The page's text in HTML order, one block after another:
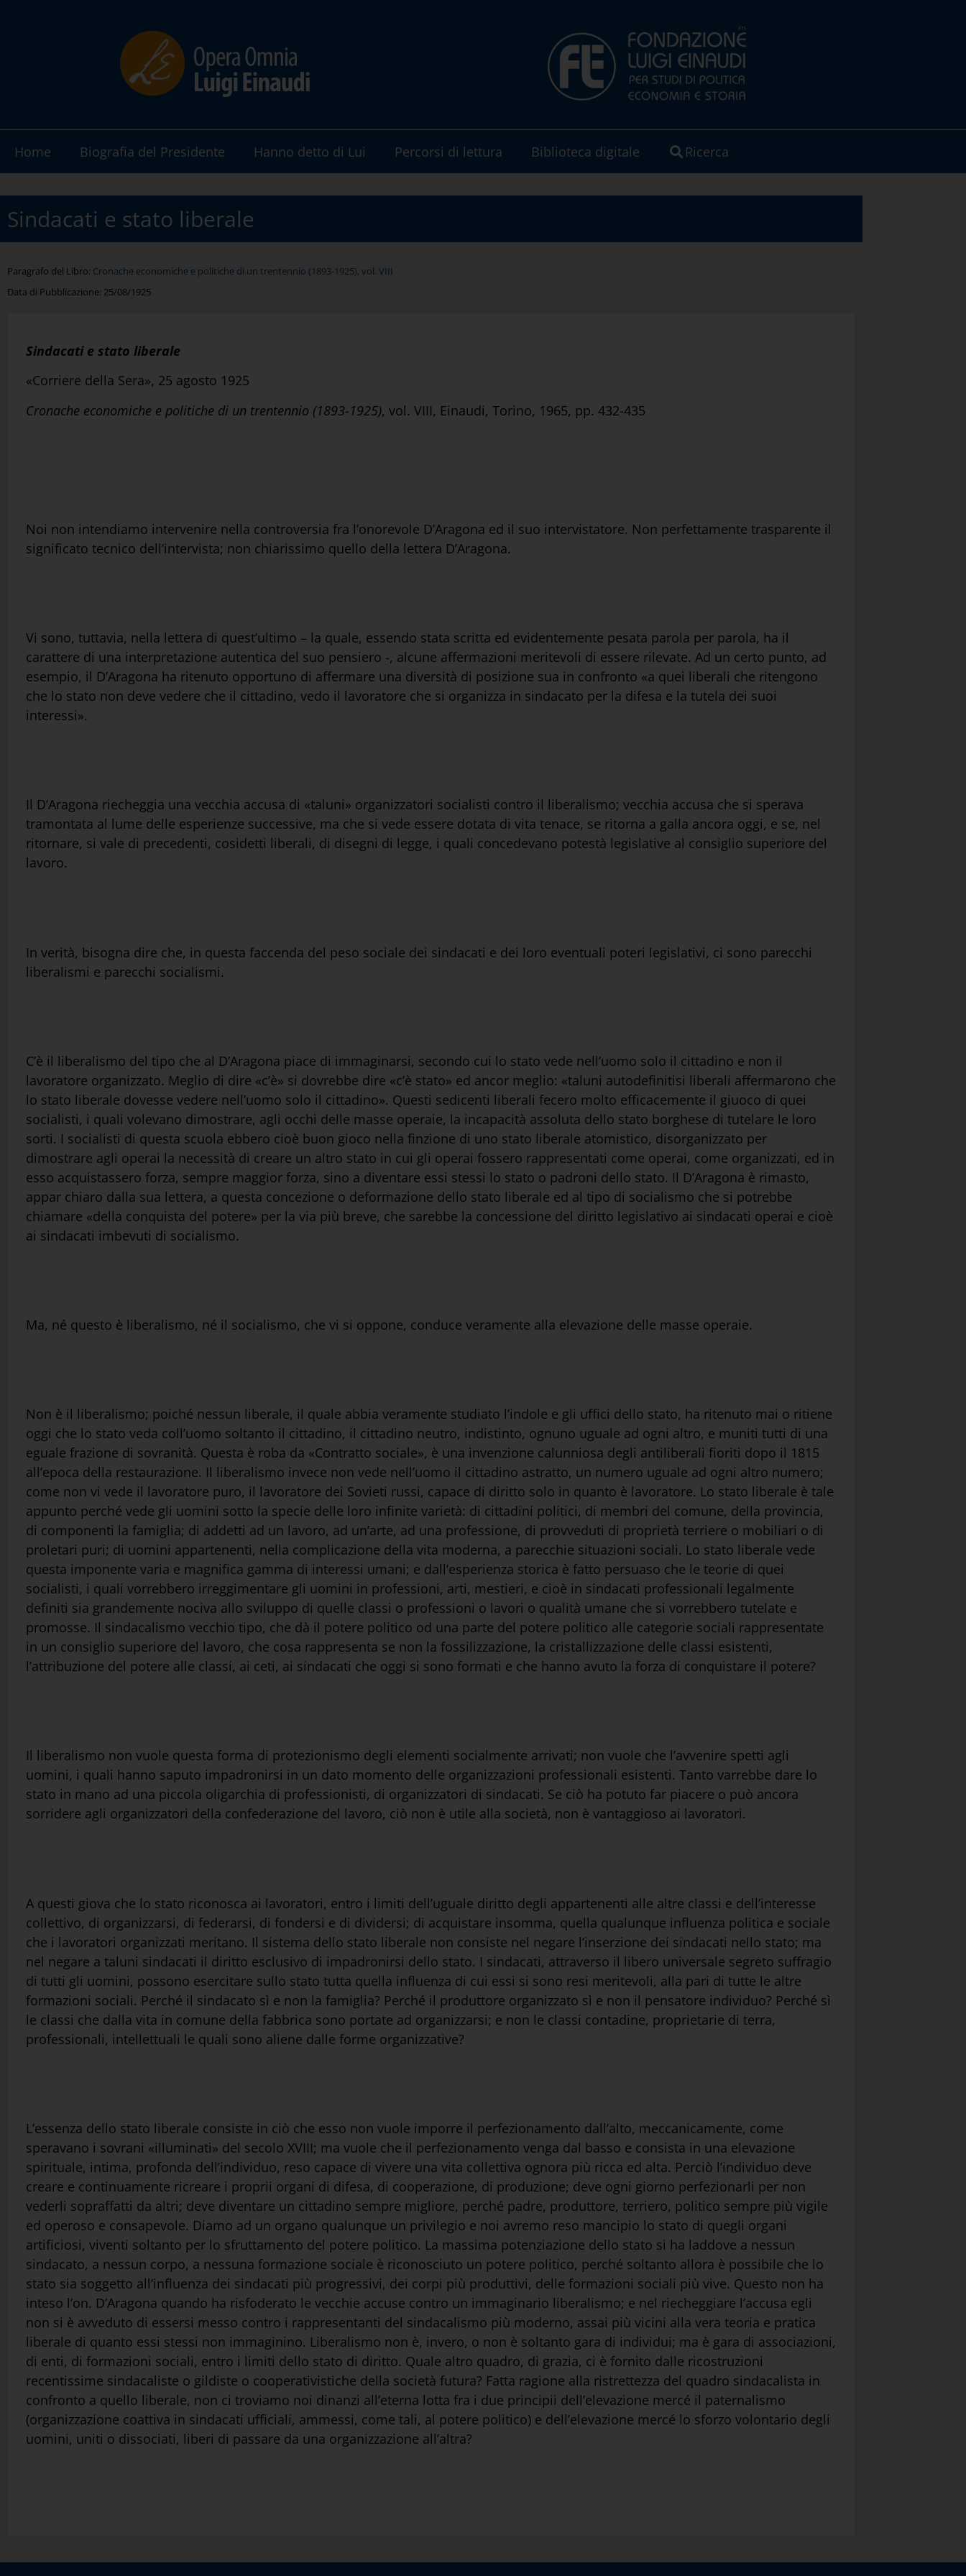
Home Biografia del Presidente Hanno detto di Lui Percorsi di lettura Biblioteca digitale Ricerca
Sindacati e stato liberale
Paragrafo del Libro: Cronache economiche e politiche di un trentennio (1893-1925), vol. VIII
Data di Pubblicazione: 25/08/1925
Sindacati e stato liberale
«Corriere della Sera», 25 agosto 1925
Cronache economiche e politiche di un trentennio (1893-1925), vol. VIII, Einaudi, Torino, 1965, pp. 432-435
Noi non intendiamo intervenire nella controversia fra l’onorevole D’Aragona ed il suo intervistatore. Non perfettamente trasparente il
significato tecnico dell’intervista; non chiarissimo quello della lettera D’Aragona.
Vi sono, tuttavia, nella lettera di quest’ultimo – la quale, essendo stata scritta ed evidentemente pesata parola per parola, ha il
carattere di una interpretazione autentica del suo pensiero -, alcune affermazioni meritevoli di essere rilevate. Ad un certo punto, ad
esempio, il D’Aragona ha ritenuto opportuno di affermare una diversità di posizione sua in confronto «a quei liberali che ritengono
che lo stato non deve vedere che il cittadino, vedo il lavoratore che si organizza in sindacato per la difesa e la tutela dei suoi
interessi».
Il D’Aragona riecheggia una vecchia accusa di «taluni» organizzatori socialisti contro il liberalismo; vecchia accusa che si sperava
tramontata al lume delle esperienze successive, ma che si vede essere dotata di vita tenace, se ritorna a galla ancora oggi, e se, nel
ritornare, si vale di precedenti, cosidetti liberali, di disegni di legge, i quali concedevano potestà legislative al consiglio superiore del
lavoro.
In verità, bisogna dire che, in questa faccenda del peso sociale dei sindacati e dei loro eventuali poteri legislativi, ci sono parecchi
liberalismi e parecchi socialismi.
C’è il liberalismo del tipo che al D’Aragona piace di immaginarsi, secondo cui lo stato vede nell’uomo solo il cittadino e non il
lavoratore organizzato. Meglio di dire «c’è» si dovrebbe dire «c’è stato» ed ancor meglio: «taluni autodefinitisi liberali affermarono che
lo stato liberale dovesse vedere nell’uomo solo il cittadino». Questi sedicenti liberali fecero molto efficacemente il giuoco di quei
socialisti, i quali volevano dimostrare, agli occhi delle masse operaie, la incapacità assoluta dello stato borghese di tutelare le loro
sorti. I socialisti di questa scuola ebbero cioè buon gioco nella finzione di uno stato liberale atomistico, disorganizzato per
dimostrare agli operai la necessità di creare un altro stato in cui gli operai fossero rappresentati come operai, come organizzati, ed in
esso acquistassero forza, sempre maggior forza, sino a diventare essi stessi lo stato o padroni dello stato. Il D’Aragona è rimasto,
appar chiaro dalla sua lettera, a questa concezione o deformazione dello stato liberale ed al tipo di socialismo che si potrebbe
chiamare «della conquista del potere» per la via più breve, che sarebbe la concessione del diritto legislativo ai sindacati operai e cioè
ai sindacati imbevuti di socialismo.
Ma, né questo è liberalismo, né il socialismo, che vi si oppone, conduce veramente alla elevazione delle masse operaie.
Non è il liberalismo; poiché nessun liberale, il quale abbia veramente studiato l’indole e gli uffici dello stato, ha ritenuto mai o ritiene
oggi che lo stato veda coll’uomo soltanto il cittadino, il cittadino neutro, indistinto, ognuno uguale ad ogni altro, e muniti tutti di una
eguale frazione di sovranità. Questa è roba da «Contratto sociale», è una invenzione calunniosa degli antiliberali fioriti dopo il 1815
all’epoca della restaurazione. Il liberalismo invece non vede nell’uomo il cittadino astratto, un numero uguale ad ogni altro numero;
come non vi vede il lavoratore puro, il lavoratore dei Sovieti russi, capace di diritto solo in quanto è lavoratore. Lo stato liberale è tale
appunto perché vede gli uomini sotto la specie delle loro infinite varietà: di cittadini politici, di membri del comune, della provincia,
di componenti la famiglia; di addetti ad un lavoro, ad un’arte, ad una professione, di provveduti di proprietà terriere o mobiliari o di
proletari puri; di uomini appartenenti, nella complicazione della vita moderna, a parecchie situazioni sociali. Lo stato liberale vede
questa imponente varia e magnifica gamma di interessi umani; e dall’esperienza storica è fatto persuaso che le teorie di quei
socialisti, i quali vorrebbero irreggimentare gli uomini in professioni, arti, mestieri, e cioè in sindacati professionali legalmente
definiti sia grandemente nociva allo sviluppo di quelle classi o professioni o lavori o qualità umane che si vorrebbero tutelate e
promosse. Il sindacalismo vecchio tipo, che dà il potere politico od una parte del potere politico alle categorie sociali rappresentate
in un consiglio superiore del lavoro, che cosa rappresenta se non la fossilizzazione, la cristallizzazione delle classi esistenti,
l’attribuzione del potere alle classi, ai ceti, ai sindacati che oggi si sono formati e che hanno avuto la forza di conquistare il potere?
Il liberalismo non vuole questa forma di protezionismo degli elementi socialmente arrivati; non vuole che l’avvenire spetti agli
uomini, i quali hanno saputo impadronirsi in un dato momento delle organizzazioni professionali esistenti. Tanto varrebbe dare lo
stato in mano ad una piccola oligarchia di professionisti, di organizzatori di sindacati. Se ciò ha potuto far piacere o può ancora
sorridere agli organizzatori della confederazione del lavoro, ciò non è utile alla società, non è vantaggioso ai lavoratori.
A questi giova che lo stato riconosca ai lavoratori, entro i limiti dell’uguale diritto degli appartenenti alle altre classi e dell’interesse
collettivo, di organizzarsi, di federarsi, di fondersi e di dividersi; di acquistare insomma, quella qualunque influenza politica e sociale
che i lavoratori organizzati meritano. Il sistema dello stato liberale non consiste nel negare l’inserzione dei sindacati nello stato; ma
nel negare a taluni sindacati il diritto esclusivo di impadronirsi dello stato. I sindacati, attraverso il libero universale segreto suffragio
di tutti gli uomini, possono esercitare sullo stato tutta quella influenza di cui essi si sono resi meritevoli, alla pari di tutte le altre
formazioni sociali. Perché il sindacato sì e non la famiglia? Perché il produttore organizzato sì e non il pensatore individuo? Perché sì
le classi che dalla vita in comune della fabbrica sono portate ad organizzarsi; e non le classi contadine, proprietarie di terra,
professionali, intellettuali le quali sono aliene dalle forme organizzative?
L’essenza dello stato liberale consiste in ciò che esso non vuole imporre il perfezionamento dall’alto, meccanicamente, come
speravano i sovrani «illuminati» del secolo XVIII; ma vuole che il perfezionamento venga dal basso e consista in una elevazione
spirituale, intima, profonda dell’individuo, reso capace di vivere una vita collettiva ognora più ricca ed alta. Perciò l’individuo deve
creare e continuamente ricreare i proprii organi di difesa, di cooperazione, di produzione; deve ogni giorno perfezionarli per non
vederli sopraffatti da altri; deve diventare un cittadino sempre migliore, perché padre, produttore, terriero, politico sempre più vigile
ed operoso e consapevole. Diamo ad un organo qualunque un privilegio e noi avremo reso mancipio lo stato di quegli organi
artificiosi, viventi soltanto per lo sfruttamento del potere politico. La massima potenziazione dello stato si ha laddove a nessun
sindacato, a nessun corpo, a nessuna formazione sociale è riconosciuto un potere politico, perché soltanto allora è possibile che lo
stato sia soggetto all’influenza dei sindacati più progressivi, dei corpi più produttivi, delle formazioni sociali più vive. Questo non ha
inteso l’on. D’Aragona quando ha risfoderato le vecchie accuse contro un immaginario liberalismo; e nel riecheggiare l’accusa egli
non si è avveduto di essersi messo contro i rappresentanti del sindacalismo più moderno, assai più vicini alla vera teoria e pratica
liberale di quanto essi stessi non immaginino. Liberalismo non è, invero, o non è soltanto gara di individui; ma è gara di associazioni,
di enti, di formazioni sociali, entro i limiti dello stato di diritto. Quale altro quadro, di grazia, ci è fornito dalle ricostruzioni
recentissime sindacaliste o gildiste o cooperativistiche della società futura? Fatta ragione alla ristrettezza del quadro sindacalista in
confronto a quello liberale, non ci troviamo noi dinanzi all’eterna lotta fra i due principii dell’elevazione mercé il paternalismo
(organizzazione coattiva in sindacati ufficiali, ammessi, come tali, al potere politico) e dell’elevazione mercé lo sforzo volontario degli
uomini, uniti o dissociati, liberi di passare da una organizzazione all’altra?